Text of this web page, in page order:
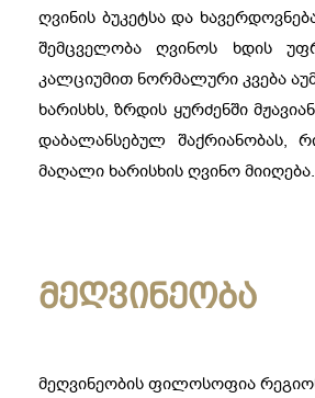
ღვინის ბუკეტსა და
შემცველობა ღვინოს ხდის
კალციუმით ნორმალური კვება
ხარისხს, ზრდის ყურძენში
დაბალანსებულ შაქრიანობას,
მაღალი ხარისხის ღვინო მიიღება.
მეღვინეობა
მეღვინეობის ფილოსოფია